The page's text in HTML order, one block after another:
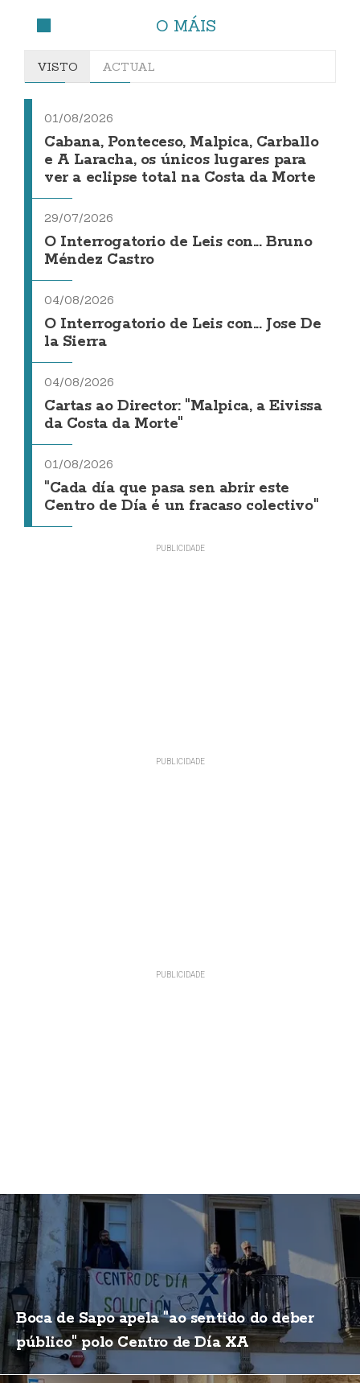
O MÁIS
VISTO ACTUAL
01/08/2026
Cabana, Ponteceso, Malpica, Carballo
e A Laracha, os únicos lugares para
ver a eclipse total na Costa da Morte
29/07/2026
O Interrogatorio de Leis con... Bruno
Méndez Castro
04/08/2026
O Interrogatorio de Leis con... Jose De
la Sierra
04/08/2026
Cartas ao Director: "Malpica, a Eivissa
da Costa da Morte"
01/08/2026
"Cada día que pasa sen abrir este
Centro de Día é un fracaso colectivo"
Boca de Sapo apela "ao sentido do deber
público" polo Centro de Día XA